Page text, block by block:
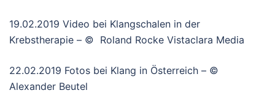
19.02.2019 Video bei Klangschalen in der
Krebstherapie – © Roland Rocke Vistaclara Media
22.02.2019 Fotos bei Klang in Österreich – ©
Alexander Beutel